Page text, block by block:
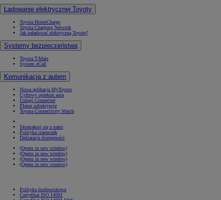
Ładowanie elektrycznej Toyoty
Toyota HomeCharge
Toyota Charging Network
Jak naładować elektryczną Toyotę?
Systemy bezpieczeństwa
Toyota T-Mate
System eCall
Komunikacja z autem
Nowa aplikacja MyToyota
Cyfrowy opiekun auta
Usługi Connected
Płatne subskrypcje
Toyota Connectivity Match
Skontaktuj się z nami
Polityka ciasteczek
Deklaracja dostępności
(Opens in new window)
(Opens in new window)
(Opens in new window)
(Opens in new window)
Polityka środowiskowa
Certyfikat ISO 14001